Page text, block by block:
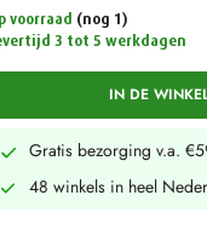
voorraad (nog 1)
3 tot 5 werkdagen
IN DE
Gratis bezorging v.a.
48 winkels in heel